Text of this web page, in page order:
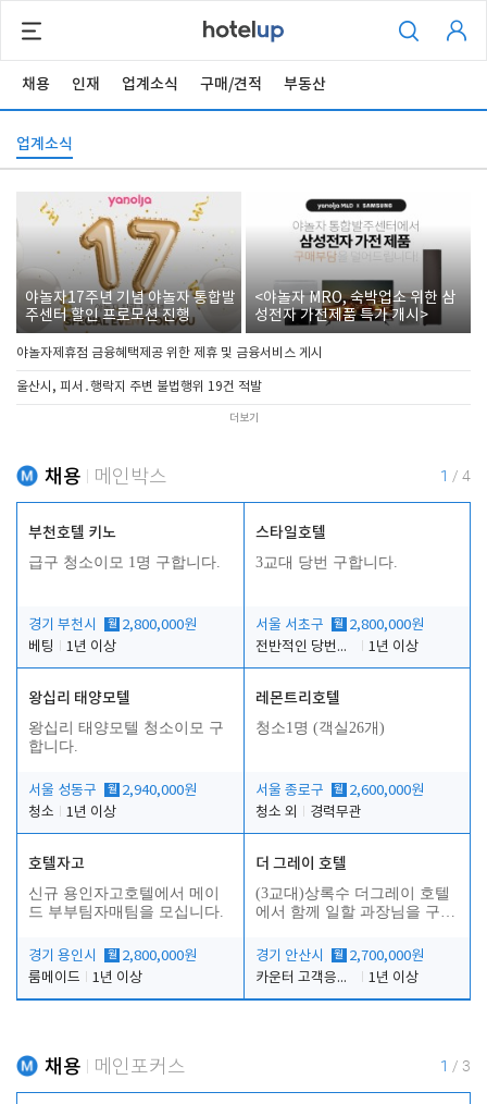
채용 인재 업계소식 구매/견적 부동산
업계소식
야놀자17주년 기념 야놀자 통합발
주센터 할인 프로모션 진행
<야놀자 MRO, 숙박업소 위한 삼
성전자 가전제품 특가 개시>
야놀자제휴점 금융혜택제공 위한 제휴 및 금융서비스 게시
울산시, 피서․행락지 주변 불법행위 19건 적발
더보기
채용 메인박스 1 / 4
부천호텔 키노
급구 청소이모 1명 구합니다.
경기 부천시 월 2,800,000원
베팅
1년 이상
스타일호텔
3교대 당번 구합니다.
서울 서초구 월 2,800,000원
전반적인 당번업무
1년 이상
왕십리 태양모텔
왕십리 태양모텔 청소이모 구
합니다.
서울 성동구 월 2,940,000원
청소
1년 이상
레몬트리호텔
청소1명 (객실26개)
서울 종로구 월 2,600,000원
청소 외
경력무관
호텔자고
신규 용인자고호텔에서 메이
드 부부팀자매팀을 모십니다.
경기 용인시 월 2,800,000원
룸메이드
1년 이상
더 그레이 호텔
(3교대)상록수 더그레이 호텔
에서 함께 일할 과장님을 구합
경기 안산시
월 2,700,000원
카운터 고객응대 및 야간더블청소
1년 이상
채용 메인포커스 1 / 3